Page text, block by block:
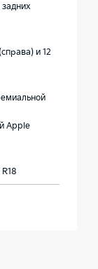
и 12
Apple